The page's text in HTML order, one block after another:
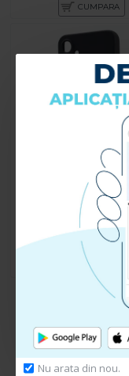
Nu arata din nou.
CUMPARA
Husa spate pentru
Galaxy A15 5G B-Silicon
Negru
59.90 lei
CUMPARA